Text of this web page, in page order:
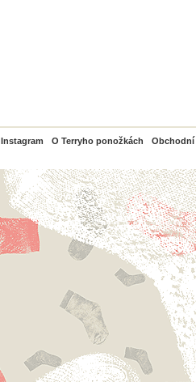
Instagram O Terryho ponožkách PayPal